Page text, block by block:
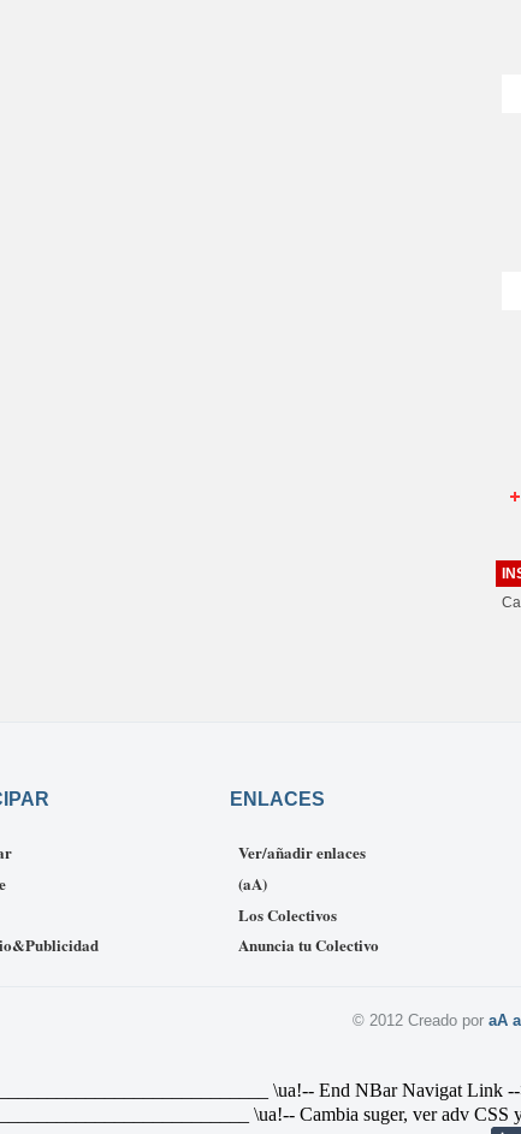
ENLACES
Ver/añadir enlaces
(aA)
Los Colectivos
Anuncia tu Colectivo
© 2012 Creado por aA
\ua!-- End NBar Navigat Link
\ua!-- Cambia suger, ver adv CSS